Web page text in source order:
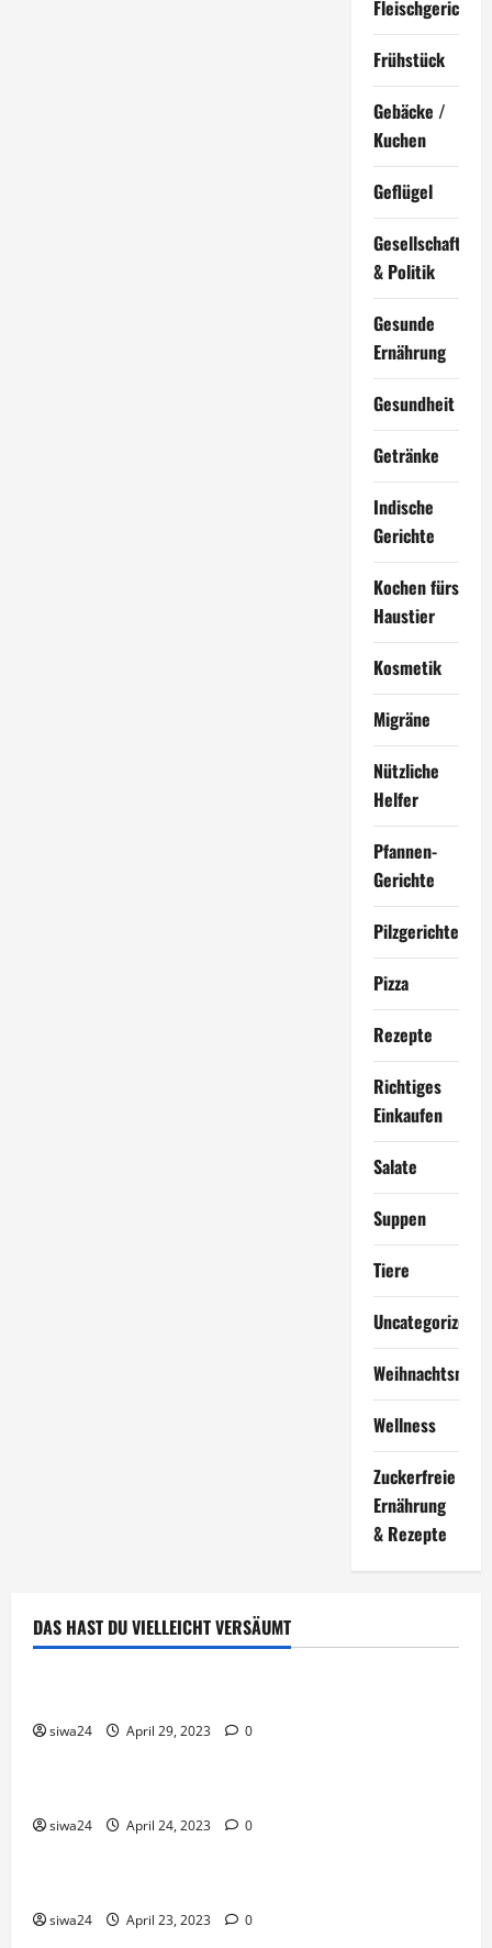
Fleischgerichte
Frühstück
Gebäcke /
Kuchen
Geflügel
Gesellschaft
& Politik
Gesunde
Ernährung
Gesundheit
Getränke
Indische
Gerichte
Kochen fürs
Haustier
Kosmetik
Migräne
Nützliche
Helfer
Pfannen-
Gerichte
Pilzgerichte
Pizza
Rezepte
Richtiges
Einkaufen
Salate
Suppen
Tiere
Uncategorized
Wellness
Zuckerfreie
Ernährung
& Rezepte
DAS HAST DU VIELLEICHT VERSÄUMT
Brot & Brötchen
siwa24 April 29, 2023 0
Pfannen-Gerichte Rezepte
siwa24 April 24, 2023 0
Brot & Brötchen
siwa24 April 23, 2023 0
Brot & Brötchen